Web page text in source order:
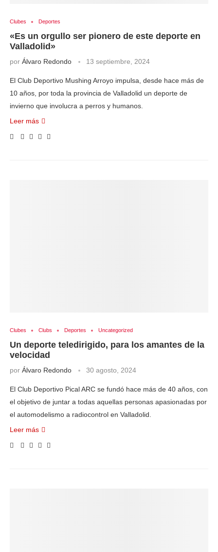
Clubes Deportes
«Es un orgullo ser pionero de este deporte en
Valladolid»
por Álvaro Redondo 13 septiembre, 2024
El Club Deportivo Mushing Arroyo impulsa, desde hace más de
10 años, por toda la provincia de Valladolid un deporte de
invierno que involucra a perros y humanos.
Leer más
Clubes Clubs Deportes Uncategorized
Un deporte teledirigido, para los amantes de la
velocidad
por Álvaro Redondo 30 agosto, 2024
El Club Deportivo Pical ARC se fundó hace más de 40 años, con
el objetivo de juntar a todas aquellas personas apasionadas por
el automodelismo a radiocontrol en Valladolid.
Leer más